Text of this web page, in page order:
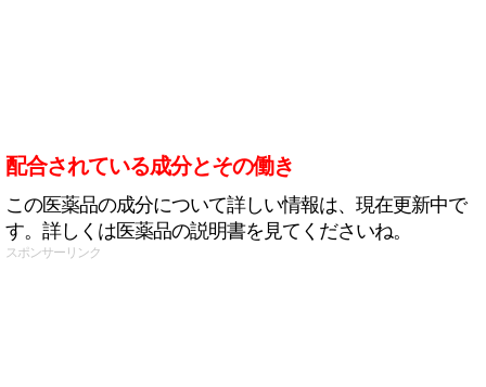
配合されている成分とその働き
この医薬品の成分について詳しい情報は、現在更新中で
す。詳しくは医薬品の説明書を見てくださいね。
スポンサーリンク